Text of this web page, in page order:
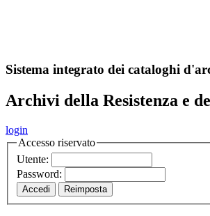
Sistema integrato dei cataloghi
Archivi della Resistenza e
login
Accesso riservato
Utente:
Password: